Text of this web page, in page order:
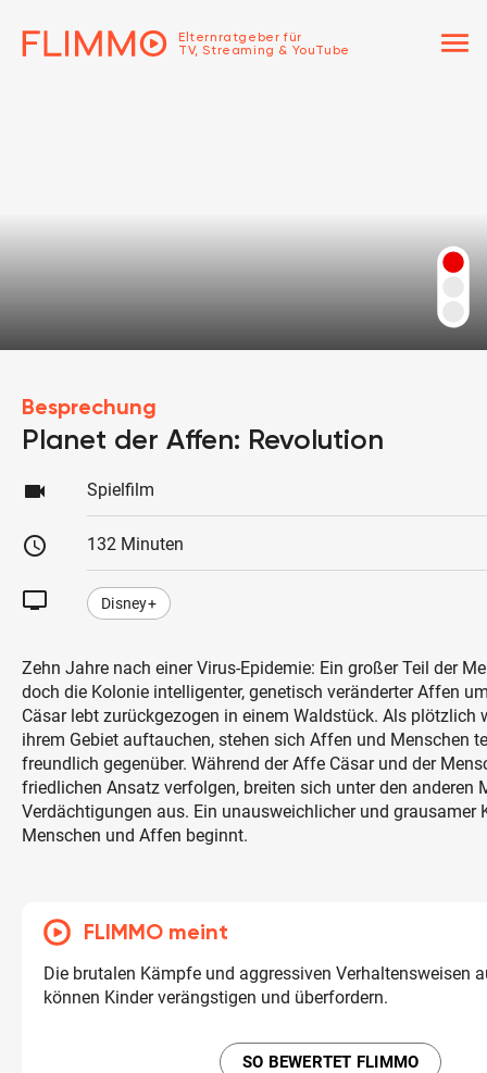
Elternratgeber für
TV, Streaming & YouTube
menu
Besprechung
Planet der Affen: Revolution
videocam Spielfilm
schedule 132 Minuten
tv Disney+
Zehn Jahre nach einer Virus-Epidemie: Ein großer Teil der
doch die Kolonie intelligenter, genetisch veränderter Affen
Cäsar lebt zurückgezogen in einem Waldstück. Als plötzlich
ihrem Gebiet auftauchen, stehen sich Affen und Menschen
freundlich gegenüber. Während der Affe Cäsar und der
friedlichen Ansatz verfolgen, breiten sich unter den anderen
Verdächtigungen aus. Ein unausweichlicher und grausamer
Menschen und Affen beginnt.
FLIMMO meint
Die brutalen Kämpfe und aggressiven Verhaltensweisen
können Kinder verängstigen und überfordern.
SO BEWERTET FLIMMO